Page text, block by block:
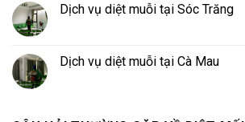
Dịch vụ diệt muỗi tại Sóc Trăng
Dịch vụ diệt muỗi tại Cà Mau